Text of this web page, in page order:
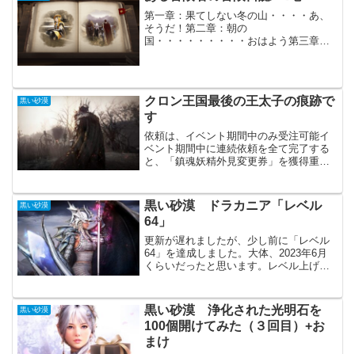
第一章：果てしない冬の山・・・・あ、
そうだ！第二章：朝の
国・・・・・・・・・おはよう第三章：
険者の冒険日誌」が実装され...
黒い砂漠
クロン王国最後の王太子の痕跡で
す
依頼は、イベント期間中のみ受注可能イ
ベント期間中に連続依頼を全て完了する
と、「鎮魂妖精外見変更券」を獲得重い
る程度の装備があった方が良いです。最
後に依頼が途切れますが、...
黒い砂漠
黒い砂漠 ドラカニア「レベル
64」
更新が遅れましたが、少し前に「レベル
64」を達成しました。大体、2023年6月
くらいだったと思います。レベル上げの
直してみると2023年2月後半に「レベル
63」を達成...
黒い砂漠
黒い砂漠 浄化された光明石を
100個開けてみた（３回目）+お
まけ